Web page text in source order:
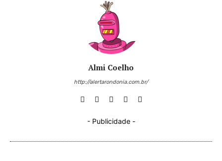
Almi Coelho
http://alertarondonia.com.br/
- Publicidade -